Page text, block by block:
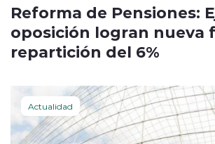
Reforma de Pensiones:
oposición logran nueva
repartición del 6%
Actualidad